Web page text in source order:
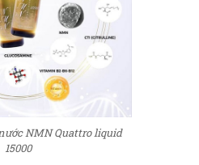
NMN Quattro liquid
15000